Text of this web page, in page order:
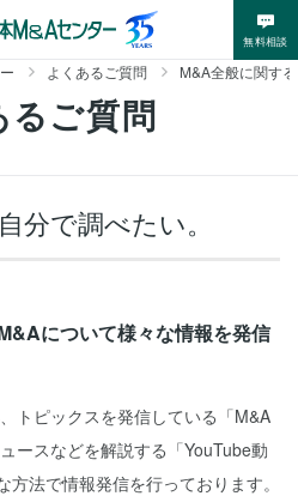
無料相談
よくあるご質問 M&A全般に関す
るご質問
分で調べたい。
について様々な情報を発信
トピックスを発信している「M&A
ースなどを解説する「YouTube動
法で情報発信を行っております。